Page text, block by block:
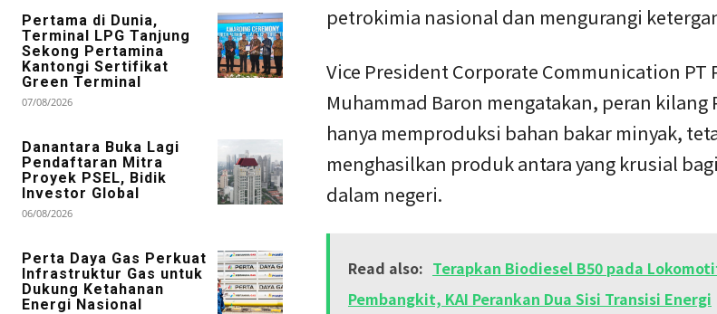
Pertama di Dunia,
Terminal LPG Tanjung
Sekong Pertamina
Kantongi Sertifikat
Green Terminal
07/08/2026
Danantara Buka Lagi
Pendaftaran Mitra
Proyek PSEL, Bidik
Investor Global
06/08/2026
Perta Daya Gas Perkuat
Infrastruktur Gas untuk
Dukung Ketahanan
Energi Nasional
petrokimia nasional dan mengurangi
Vice President Corporate Communication PT
Muhammad Baron mengatakan, peran
hanya memproduksi bahan bakar minyak,
menghasilkan produk antara yang krusial
dalam negeri.
Read also: Terapkan Biodiesel B50 pada
Pembangkit, KAI Perankan Dua Sisi Transisi Energi